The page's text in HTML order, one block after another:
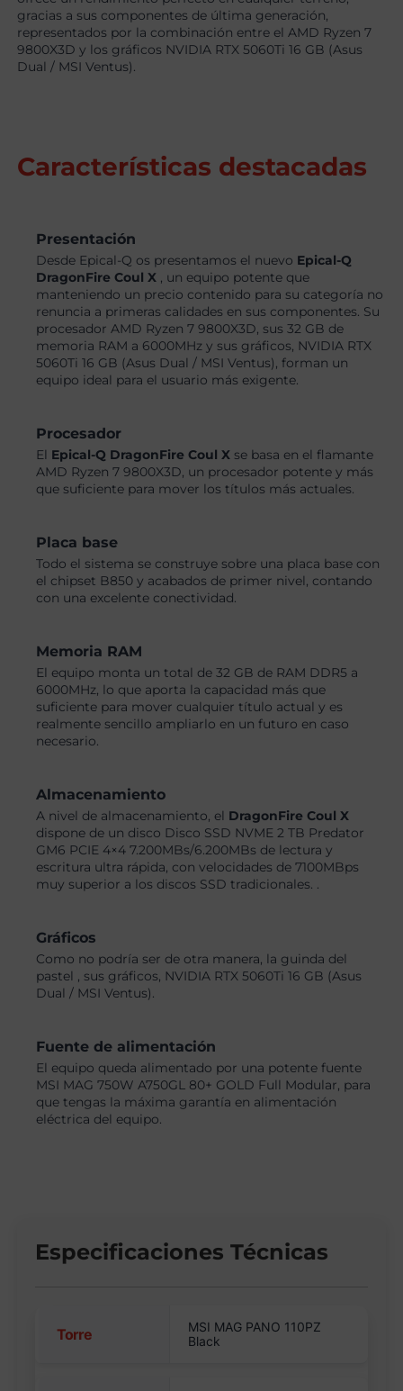
gracias a sus componentes de última generación,
representados por la combinación entre el AMD Ryzen 7
9800X3D y los gráficos NVIDIA RTX 5060Ti 16 GB (Asus
Dual / MSI Ventus).
Características destacadas
Presentación
Desde Epical-Q os presentamos el nuevo Epical-Q
DragonFire Coul X , un equipo potente que
manteniendo un precio contenido para su categoría no
renuncia a primeras calidades en sus componentes. Su
procesador AMD Ryzen 7 9800X3D, sus 32 GB de
memoria RAM a 6000MHz y sus gráficos, NVIDIA RTX
5060Ti 16 GB (Asus Dual / MSI Ventus), forman un
equipo ideal para el usuario más exigente.
Procesador
El Epical-Q DragonFire Coul X se basa en el flamante
AMD Ryzen 7 9800X3D, un procesador potente y más
que suficiente para mover los títulos más actuales.
Placa base
Todo el sistema se construye sobre una placa base con
el chipset B850 y acabados de primer nivel, contando
con una excelente conectividad.
Memoria RAM
El equipo monta un total de 32 GB de RAM DDR5 a
6000MHz, lo que aporta la capacidad más que
suficiente para mover cualquier título actual y es
realmente sencillo ampliarlo en un futuro en caso
necesario.
Almacenamiento
A nivel de almacenamiento, el DragonFire Coul X
dispone de un disco Disco SSD NVME 2 TB Predator
GM6 PCIE 4×4 7.200MBs/6.200MBs de lectura y
escritura ultra rápida, con velocidades de 7100MBps
muy superior a los discos SSD tradicionales. .
Gráficos
Como no podría ser de otra manera, la guinda del
pastel , sus gráficos, NVIDIA RTX 5060Ti 16 GB (Asus
Dual / MSI Ventus).
Fuente de alimentación
El equipo queda alimentado por una potente fuente
MSI MAG 750W A750GL 80+ GOLD Full Modular, para
que tengas la máxima garantía en alimentación
eléctrica del equipo.
Especificaciones Técnicas
Torre
MSI MAG PANO 110PZ
Black